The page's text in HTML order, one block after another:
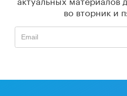
во вторник и